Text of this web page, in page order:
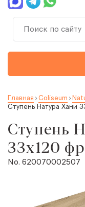
Главная Coliseum
Ступень Натура Хани
Ступень
33x120
No. 620070002507